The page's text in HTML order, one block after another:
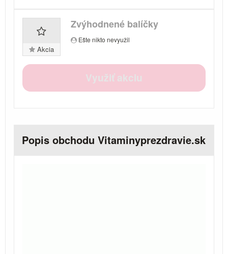
Akcia
Zvýhodnené balíčky
Ešte nikto nevyužil
Využiť akciu
Popis obchodu Vitaminyprezdravie.sk